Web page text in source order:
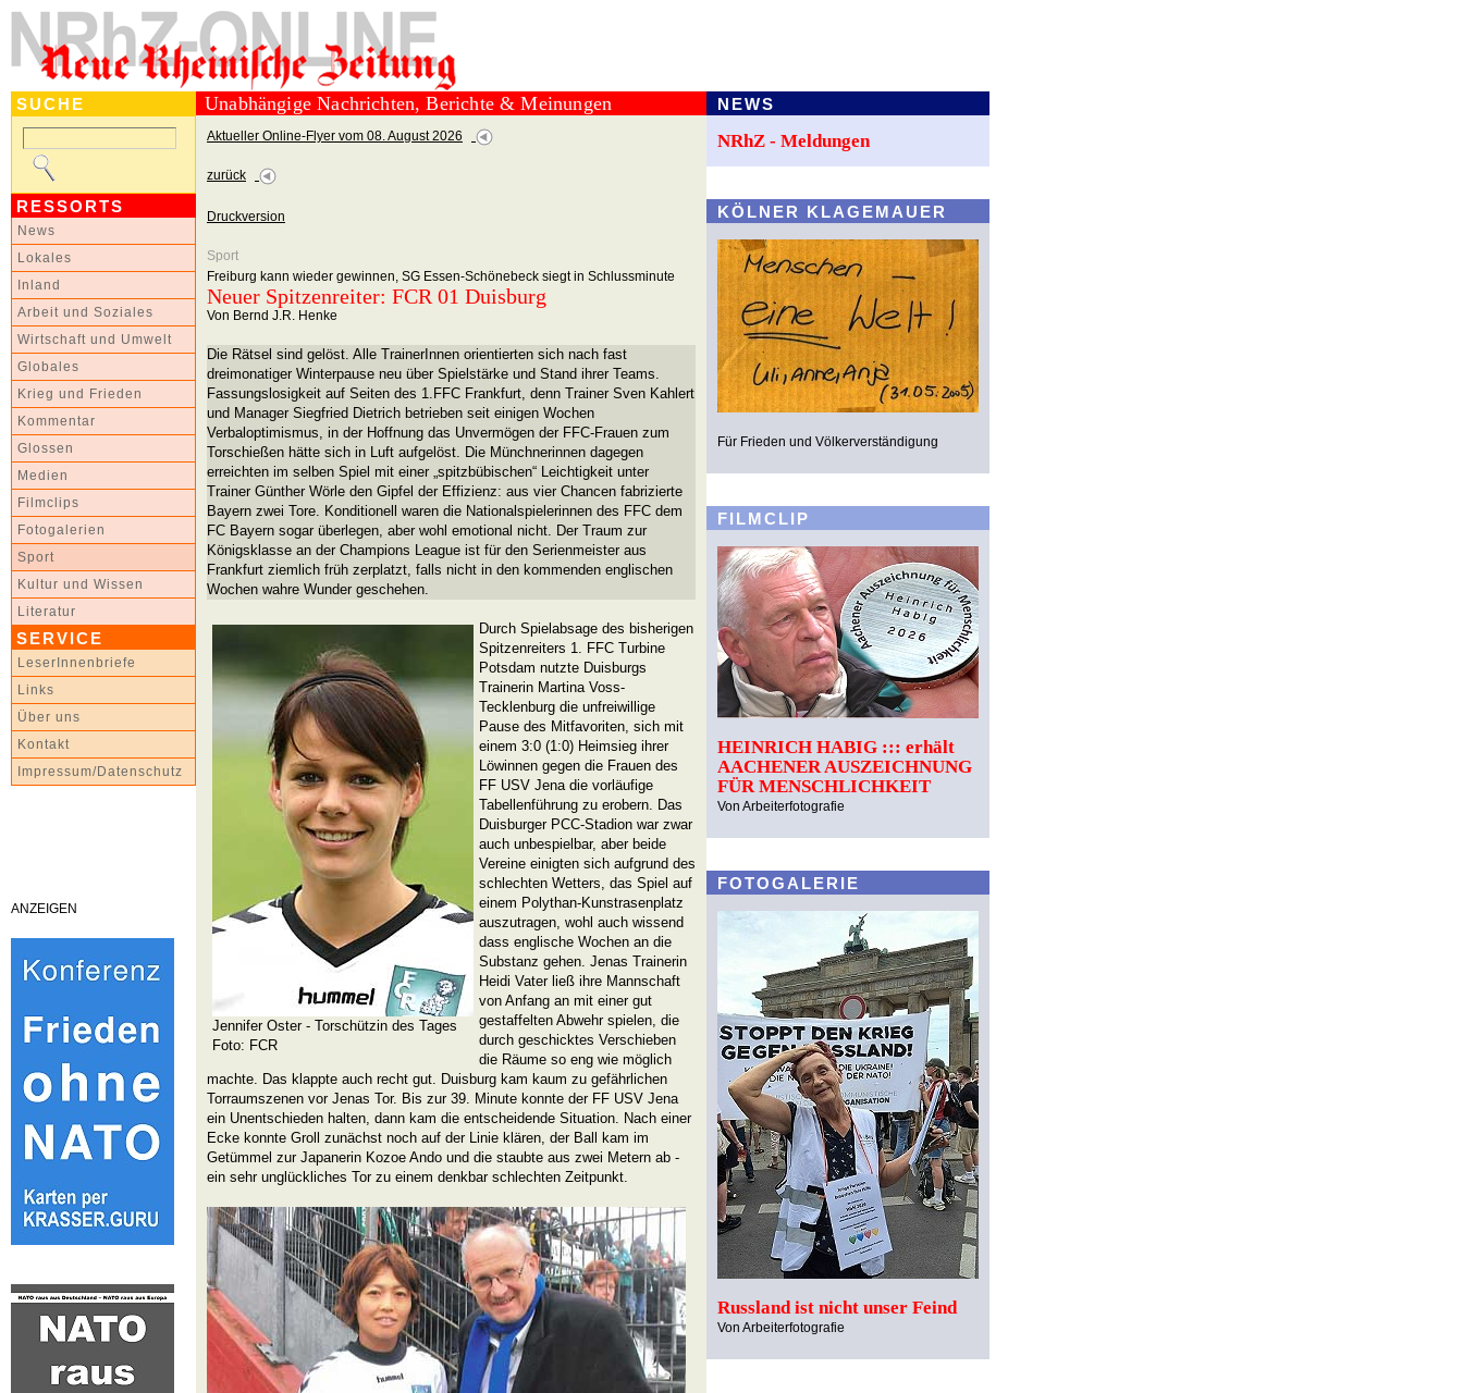
SUCHE
RESSORTS
News
Lokales
Inland
Arbeit und Soziales
Wirtschaft und Umwelt
Globales
Krieg und Frieden
Kommentar
Glossen
Medien
Filmclips
Fotogalerien
Sport
Kultur und Wissen
Literatur
SERVICE
LeserInnenbriefe
Links
Über uns
Kontakt
Impressum/Datenschutz
ANZEIGEN
Unabhängige Nachrichten, Berichte & Meinungen
Aktueller Online-Flyer vom 08. August 2026
zurück
Druckversion
Sport
Freiburg kann wieder gewinnen, SG Essen-Schönebeck siegt in Schlussminute
Neuer Spitzenreiter: FCR 01 Duisburg
Von Bernd J.R. Henke
Die Rätsel sind gelöst. Alle TrainerInnen orientierten sich nach fast
dreimonatiger Winterpause neu über Spielstärke und Stand ihrer Teams.
Fassungslosigkeit auf Seiten des 1.FFC Frankfurt, denn Trainer Sven Kahlert
und Manager Siegfried Dietrich betrieben seit einigen Wochen
Verbaloptimismus, in der Hoffnung das Unvermögen der FFC-Frauen zum
Torschießen hätte sich in Luft aufgelöst. Die Münchnerinnen dagegen
erreichten im selben Spiel mit einer „spitzbübischen“ Leichtigkeit unter
Trainer Günther Wörle den Gipfel der Effizienz: aus vier Chancen fabrizierte
Bayern zwei Tore. Konditionell waren die Nationalspielerinnen des FFC dem
FC Bayern sogar überlegen, aber wohl emotional nicht. Der Traum zur
Königsklasse an der Champions League ist für den Serienmeister aus
Frankfurt ziemlich früh zerplatzt, falls nicht in den kommenden englischen
Wochen wahre Wunder geschehen.
Jennifer Oster - Torschützin des Tages
Foto: FCR
Durch Spielabsage des bisherigen
Spitzenreiters 1. FFC Turbine
Potsdam nutzte Duisburgs
Trainerin Martina Voss-
Tecklenburg die unfreiwillige
Pause des Mitfavoriten, sich mit
einem 3:0 (1:0) Heimsieg ihrer
Löwinnen gegen die Frauen des
FF USV Jena die vorläufige
Tabellenführung zu erobern. Das
Duisburger PCC-Stadion war zwar
auch unbespielbar, aber beide
Vereine einigten sich aufgrund des
schlechten Wetters, das Spiel auf
einem Polythan-Kunstrasenplatz
auszutragen, wohl auch wissend
dass englische Wochen an die
Substanz gehen. Jenas Trainerin
Heidi Vater ließ ihre Mannschaft
von Anfang an mit einer gut
gestaffelten Abwehr spielen, die
durch geschicktes Verschieben
die Räume so eng wie möglich
machte. Das klappte auch recht gut. Duisburg kam kaum zu gefährlichen
Torraumszenen vor Jenas Tor. Bis zur 39. Minute konnte der FF USV Jena
ein Unentschieden halten, dann kam die entscheidende Situation. Nach einer
Ecke konnte Groll zunächst noch auf der Linie klären, der Ball kam im
Getümmel zur Japanerin Kozoe Ando und die staubte aus zwei Metern ab -
ein sehr unglückliches Tor zu einem denkbar schlechten Zeitpunkt.
NEWS
NRhZ - Meldungen
KÖLNER KLAGEMAUER
Für Frieden und Völkerverständigung
FILMCLIP
HEINRICH HABIG ::: erhält
AACHENER AUSZEICHNUNG
FÜR MENSCHLICHKEIT
Von Arbeiterfotografie
FOTOGALERIE
Russland ist nicht unser Feind
Von Arbeiterfotografie